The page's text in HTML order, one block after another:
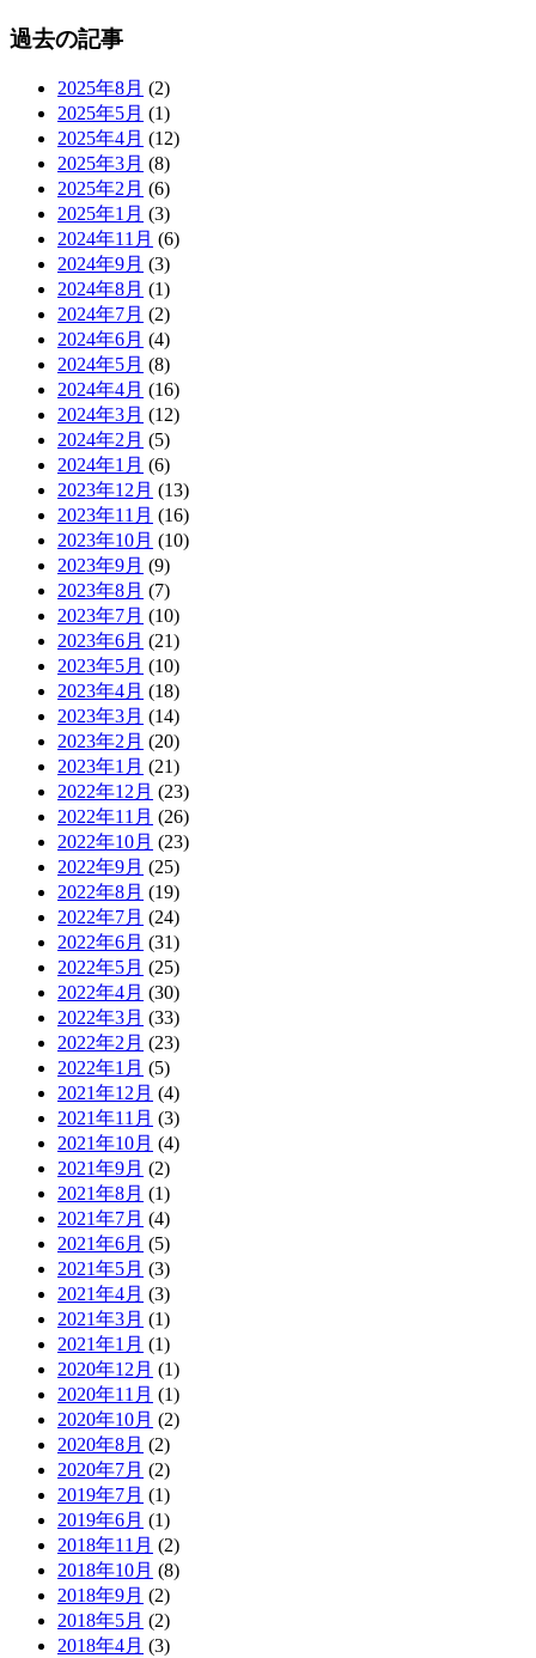
過去の記事
2025年8月 (2)
2025年5月 (1)
2025年4月 (12)
2025年3月 (8)
2025年2月 (6)
2025年1月 (3)
2024年11月 (6)
2024年9月 (3)
2024年8月 (1)
2024年7月 (2)
2024年6月 (4)
2024年5月 (8)
2024年4月 (16)
2024年3月 (12)
2024年2月 (5)
2024年1月 (6)
2023年12月 (13)
2023年11月 (16)
2023年10月 (10)
2023年9月 (9)
2023年8月 (7)
2023年7月 (10)
2023年6月 (21)
2023年5月 (10)
2023年4月 (18)
2023年3月 (14)
2023年2月 (20)
2023年1月 (21)
2022年12月 (23)
2022年11月 (26)
2022年10月 (23)
2022年9月 (25)
2022年8月 (19)
2022年7月 (24)
2022年6月 (31)
2022年5月 (25)
2022年4月 (30)
2022年3月 (33)
2022年2月 (23)
2022年1月 (5)
2021年12月 (4)
2021年11月 (3)
2021年10月 (4)
2021年9月 (2)
2021年8月 (1)
2021年7月 (4)
2021年6月 (5)
2021年5月 (3)
2021年4月 (3)
2021年3月 (1)
2021年1月 (1)
2020年12月 (1)
2020年11月 (1)
2020年10月 (2)
2020年8月 (2)
2020年7月 (2)
2019年7月 (1)
2019年6月 (1)
2018年11月 (2)
2018年10月 (8)
2018年9月 (2)
2018年5月 (2)
2018年4月 (3)